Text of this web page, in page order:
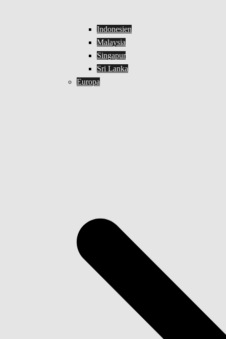
Indonesien
Malaysia
Singapur
Sri Lanka
Europa